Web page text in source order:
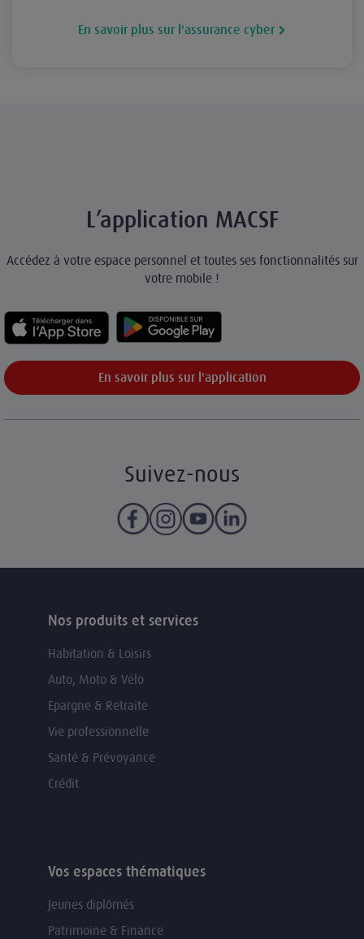
En savoir plus sur l'assurance cyber
L’application MACSF
Accédez à votre espace personnel et toutes ses fonctionnalités sur
votre mobile !
En savoir plus sur l'application
Suivez-nous
Nos produits et services
Habitation & Loisirs
Auto, Moto & Vélo
Epargne & Retraite
Vie professionnelle
Santé & Prévoyance
Crédit
Vos espaces thématiques
Jeunes diplômés
Patrimoine & Finance